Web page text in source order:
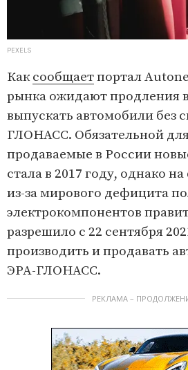
PEXELS
Каксообщаетпортал
рынка ожидают продления
выпускать автомобили без
ГЛОНАСС. Обязательной
продаваемые в России
стала в 2017 году, однако
из-за мирового дефицита
электрокомпонентов
разрешило с 22 сентября
производить и продавать
ЭРА-ГЛОНАСС.
РЕКЛАМА –